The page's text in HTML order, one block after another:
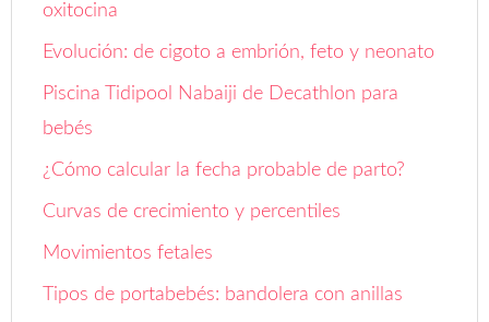
oxitocina
Evolución: de cigoto a embrión, feto y neonato
Piscina Tidipool Nabaiji de Decathlon para
bebés
¿Cómo calcular la fecha probable de parto?
Curvas de crecimiento y percentiles
Movimientos fetales
Tipos de portabebés: bandolera con anillas